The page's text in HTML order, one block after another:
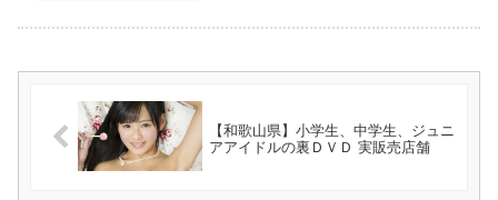
【和歌山県】小学生、中学生、ジュニ
アアイドルの裏ＤＶＤ 実販売店舗